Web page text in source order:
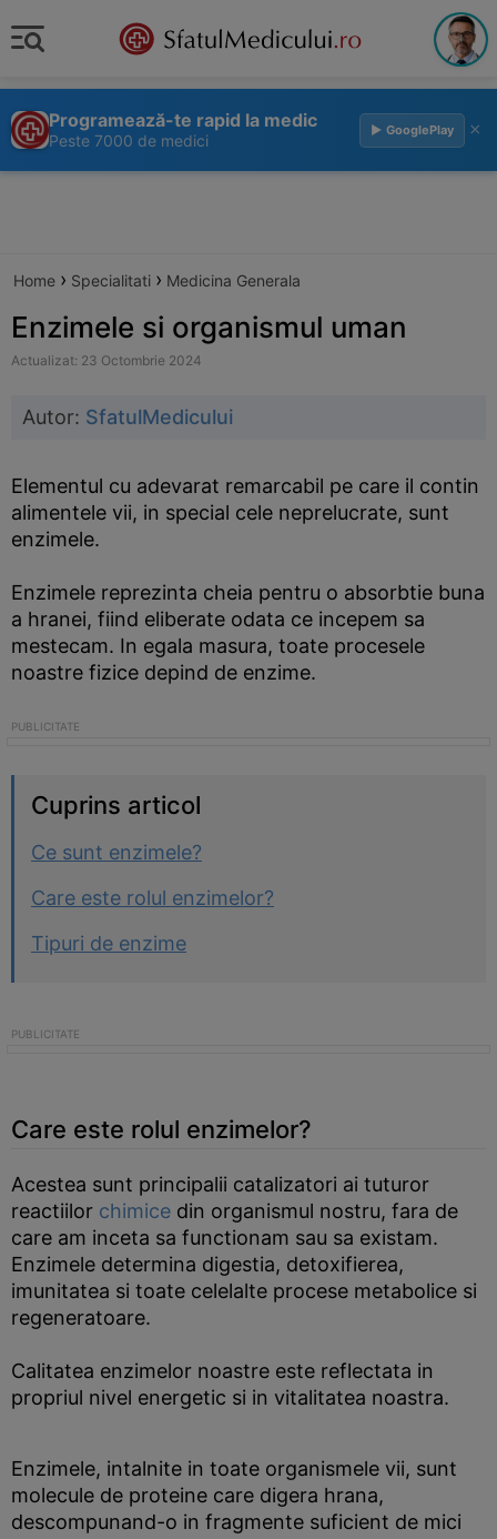
Programează-te rapid la medic
Peste 7000 de medici
▶ GooglePlay ×
Home › Specialitati › Medicina Generala
Enzimele si organismul uman
Actualizat: 23 Octombrie 2024
Autor: SfatulMedicului
Elementul cu adevarat remarcabil pe care il contin
alimentele vii, in special cele neprelucrate, sunt
enzimele.
Enzimele reprezinta cheia pentru o absorbtie buna
a hranei, fiind eliberate odata ce incepem sa
mestecam. In egala masura, toate procesele
noastre fizice depind de enzime.
Cuprins articol
Ce sunt enzimele?
Care este rolul enzimelor?
Tipuri de enzime
Care este rolul enzimelor?
Acestea sunt principalii catalizatori ai tuturor
reactiilor chimice din organismul nostru, fara de
care am inceta sa functionam sau sa existam.
Enzimele determina digestia, detoxifierea,
imunitatea si toate celelalte procese metabolice si
regeneratoare.
Calitatea enzimelor noastre este reflectata in
propriul nivel energetic si in vitalitatea noastra.
Enzimele, intalnite in toate organismele vii, sunt
molecule de proteine care digera hrana,
descompunand-o in fragmente suficient de mici